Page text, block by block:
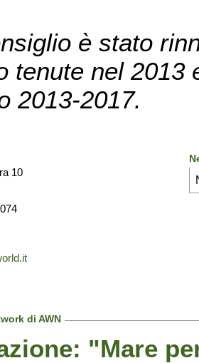
è stato
tenute nel 2013
2013-2017.
10
di AWN
"Mare